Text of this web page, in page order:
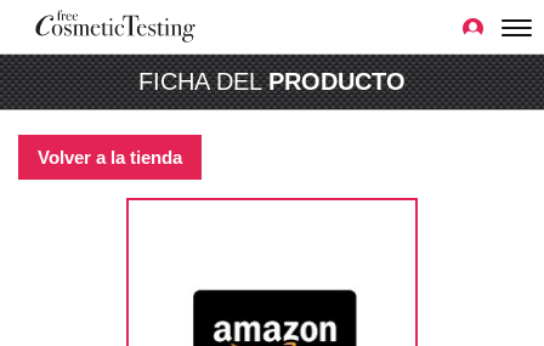
FICHA DELPRODUCTO
Volver a la tienda